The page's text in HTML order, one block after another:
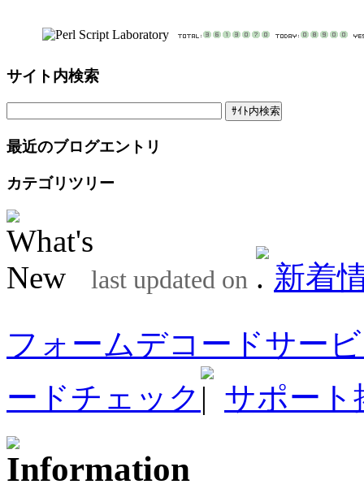
サイト内検索
最近のブログエントリ
カテゴリツリー
last updated on
新着
フォームデコードサー
ードチェック
サポート